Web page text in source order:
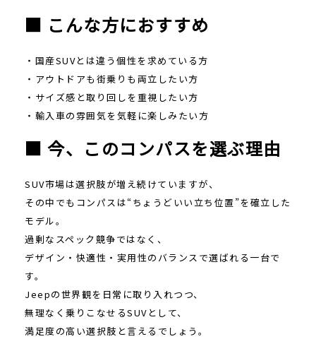
■ こんな方におすすめ
・国産SUVとは違う個性を求めている方
・アウトドアも街乗りも両立したい方
・サイズ感と取り回しを重視したい方
・輸入車の雰囲気を気軽に楽しみたい方
■ 今、このコンパスを選ぶ理由
SUV市場は選択肢が増え続けていますが、
その中でもコンパスは“ちょうどいい立ち位置”を確立した
モデル。
過剰なスペック競争ではなく、
デザイン・快適性・実用性のバランスで選ばれる一台で
す。
Jeepの世界観を日常に取り入れつつ、
無理なく乗りこなせるSUVとして、
満足度の高い選択肢と言えるでしょう。